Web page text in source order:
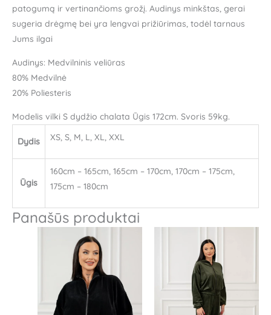
patogumą ir vertinančioms grožį. Audinys minkštas, gerai
sugeria drėgmę bei yra lengvai prižiūrimas, todėl tarnaus
Jums ilgai
Audinys: Medvilninis veliūras
80% Medvilnė
20% Poliesteris
Modelis vilki S dydžio chalata Ūgis 172cm. Svoris 59kg.
Dydis XS, S, M, L, XL, XXL
Ūgis
160cm – 165cm, 165cm – 170cm, 170cm – 175cm,
175cm – 180cm
Panašūs produktai